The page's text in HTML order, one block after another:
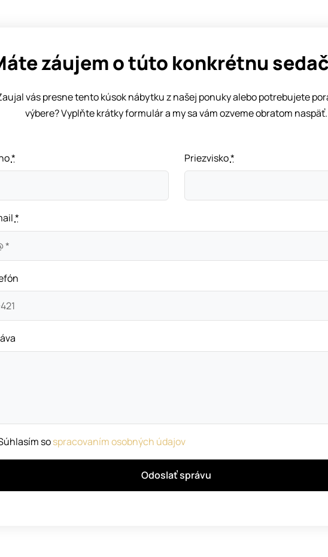
záujem o túto konkrétnu
vás presne tento kúsok nábytku z našej ponuky alebo potrebujete
výbere? Vyplňte krátky formulár a my sa vám ozveme obratom naspäť.
* Priezvisko*
*
sospracovaním osobných údajov
Odoslať správu